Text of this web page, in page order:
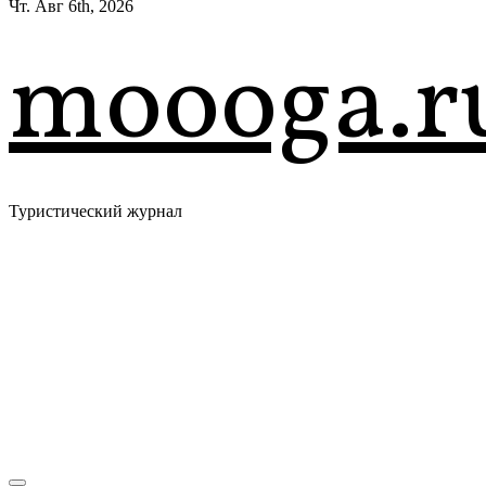
Чт. Авг 6th, 2026
Туристический журнал